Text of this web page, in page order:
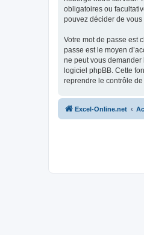
obligatoires ou
pouvez décider de
Votre mot de passe est
passe est le moyen
ne peut vous demander
logiciel phpBB. Cette
reprendre le contrôle de
Excel-Online.net